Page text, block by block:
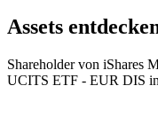
Assets
Shareholder von iShares
UCITS ETF - EUR DIS